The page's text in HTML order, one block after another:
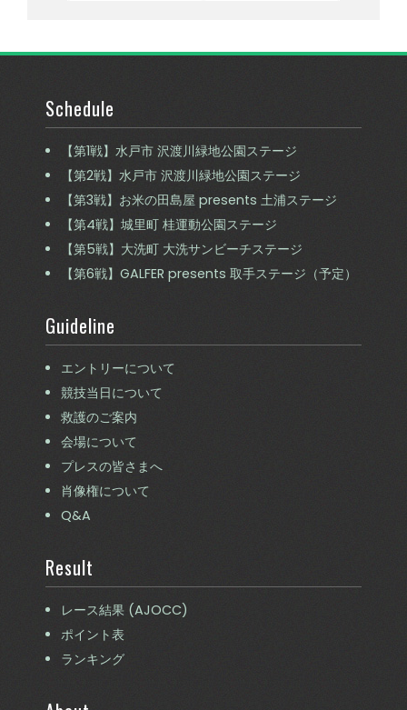
Schedule
【第1戦】水戸市 沢渡川緑地公園ステージ
【第2戦】水戸市 沢渡川緑地公園ステージ
【第3戦】お米の田島屋 presents 土浦ステージ
【第4戦】城里町 桂運動公園ステージ
【第5戦】大洗町 大洗サンビーチステージ
【第6戦】GALFER presents 取手ステージ（予定）
Guideline
エントリーについて
競技当日について
救護のご案内
会場について
プレスの皆さまへ
肖像権について
Q&A
Result
レース結果 (AJOCC)
ポイント表
ランキング